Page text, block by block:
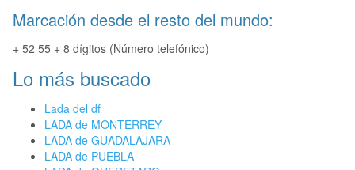
Marcación desde el resto del mundo:
+ 52 55 + 8 dígitos (Número telefónico)
Lo más buscado
Lada del df
LADA de MONTERREY
LADA de GUADALAJARA
LADA de PUEBLA